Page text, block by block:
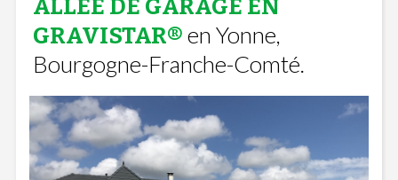
ALLÉE DE GARAGE EN
GRAVISTAR®en Yonne,
Bourgogne-Franche-Comté.